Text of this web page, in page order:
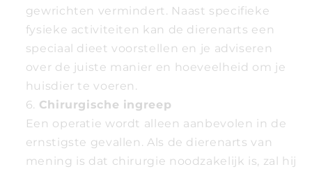
gewrichten vermindert. Naast specifieke
fysieke activiteiten kan de dierenarts een
speciaal dieet voorstellen en je adviseren
over de juiste manier en hoeveelheid om je
huisdier te voeren.
Chirurgische ingreep
Een operatie wordt alleen aanbevolen in de
ernstigste gevallen. Als de dierenarts van
mening is dat chirurgie noodzakelijk is, zal hij